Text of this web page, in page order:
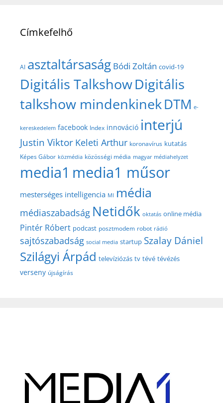
Címkefelhő
AI asztaltársaság Bódi Zoltán covid-19
Digitális TalkshowDigitális
talkshow mindenkinekDTM e-
kereskedelem facebook Index innováció interjú
Justin Viktor Keleti Arthur koronavírus kutatás
Képes Gábor közmédia közösségi média magyar médiahelyzet
media1 media1 műsor
mesterséges intelligencia MI média
médiaszabadság Netidők oktatás online média
Pintér Róbert podcast posztmodem robot rádió
sajtószabadság social media startup Szalay Dániel
Szilágyi Árpád televíziózás tv tévé tévézés
verseny újságírás